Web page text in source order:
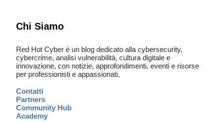
Chi Siamo
Red Hot Cyber è un blog dedicato alla cybersecurity,
cybercrime, analisi vulnerabilità, cultura digitale e
innovazione, con notizie, approfondimenti, eventi e risorse
per professionisti e appassionati.
Contatti
Partners
Community Hub
Academy